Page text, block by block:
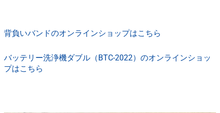
背負いバンドのオンラインショップはこちら
バッテリー洗浄機ダブル（BTC-2022）のオンラインショッ
プはこちら